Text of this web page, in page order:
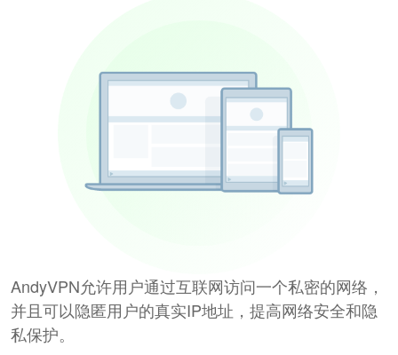
AndyVPN允许用户通过互联网访问一个私密的网络，
并且可以隐匿用户的真实IP地址，提高网络安全和隐
私保护。